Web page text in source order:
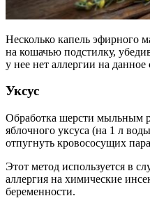
Несколько капель эфирного
на кошачью подстилку,
у нее нет аллергии на данное
Уксус
Обработка шерсти мыльным
яблочного уксуса (на 1 л
отпугнуть кровососущих
Этот метод используется в
аллергия на химические
беременности.